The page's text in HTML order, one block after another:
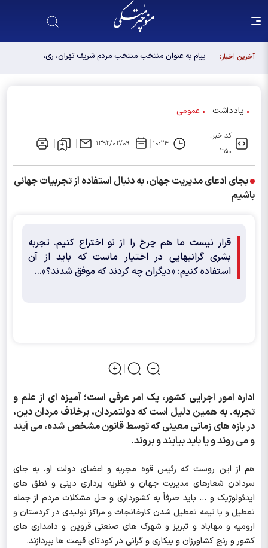
آخرین اخبار:
پیام به عنوان منتخب منتخب مردم شریف تهران، ری،
یادداشت عمومی
کد خبر:
۳۵۰
۱۰:۲۴ ۱۳۹۲/۰۲/۰۹
بجای ادعای مدیریت جهان، به دنبال استفاده از تجربیات جهانی
باشیم
قرار نیست ما هم چرخ را از نو اختراع کنیم. تجربه
بشری گرانبهایی در اختیار ماست که باید از آن
استفاده کنیم: «دیگران چه کردند که موفق شدند؟»...
اداره امور اجرایی کشور، یک امر عرفی است؛ آمیزه ای از علم و
تجربه. به همین دلیل است که دولتمردان، برخلاف مردان دین،
در بازه های زمانی معینی که توسط قانون مشخص شده، می آیند
و می روند و یا باید بیایند و بروند.
هم از این روست که رئیس قوه مجریه و اعضای دولت او، به جای
سردادن شعارهای مدیریت جهان و نظریه پردازی دینی و نطق های
ایدئولوژیک و ... باید صرفاً به کشورداری و حل مشکلات مردم از جمله
تعطیل و یا نیمه تعطیل شدن کارخانجات و مراکز تولیدی در کردستان و
ارومیه و مهاباد و تبریز و شهرک های صنعتی قزوین و دامداری های
کشور و رنج کشاورزان و بیکاری و گرانی در کودتای قیمت ها بپردازند.